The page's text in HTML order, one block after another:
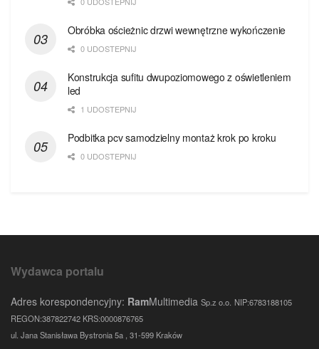
Obróbka ościeżnic drzwi wewnętrzne wykończenie
0 UDOSTEPNIJ
Konstrukcja sufitu dwupoziomowego z oświetleniem
led
1 UDOSTEPNIJ
Podbitka pcv samodzielny montaż krok po kroku
0 UDOSTEPNIJ
Wydawca portalu
Adres korespondencyjny: RamMultimedia Sp.z o.o. NIP:6783188105
REGON:387822742 KRS:0000876765
ul. Jana Stanisława Bystronia 5a , 31-599 Kraków